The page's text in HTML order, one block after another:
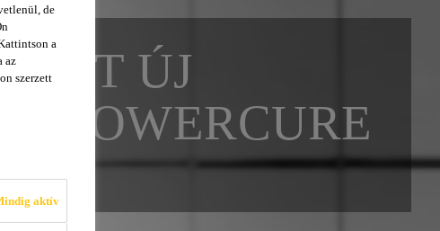
ÚJ
POWER­CURE
de
a
az
szerzett
aktív